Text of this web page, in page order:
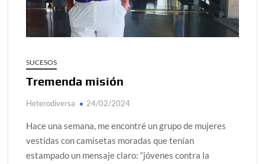
alcanzar
Día de Independencia 2026: de Patria Boba a Colombia
¿Podemos comunicarnos con seres de otros planos o
mundos?
Salud mental digital: cómo frenar la ansiedad que
Denuncia por violencia sexual en Colombia: así avanza
SUCESOS
Tremenda misión
Heterodiversa 24/02/2024
Hace una semana, me encontré un grupo de mujeres
vestidas con camisetas moradas que tenían
estampado un mensaje claro: “jóvenes contra la